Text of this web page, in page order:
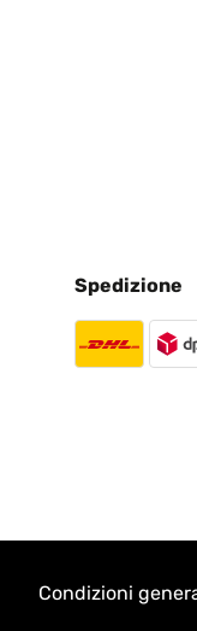
Spedizione
Condizioni